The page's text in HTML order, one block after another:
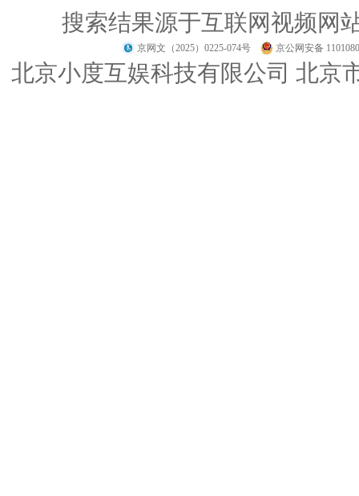
搜索结果源于互联网视频网
京网文（2025）0225-074号 京公网安备
北京小度互娱科技有限公司 北京